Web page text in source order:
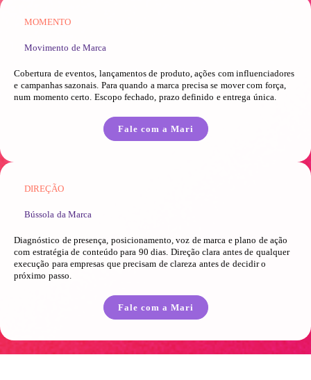
MOMENTO
Movimento de Marca
Cobertura de eventos, lançamentos de produto, ações com influenciadores
e campanhas sazonais. Para quando a marca precisa se mover com força,
num momento certo. Escopo fechado, prazo definido e entrega única.
Fale com a Mari
DIREÇÃO
Bússola da Marca
Diagnóstico de presença, posicionamento, voz de marca e plano de ação
com estratégia de conteúdo para 90 dias. Direção clara antes de qualquer
execução para empresas que precisam de clareza antes de decidir o
próximo passo.
Fale com a Mari